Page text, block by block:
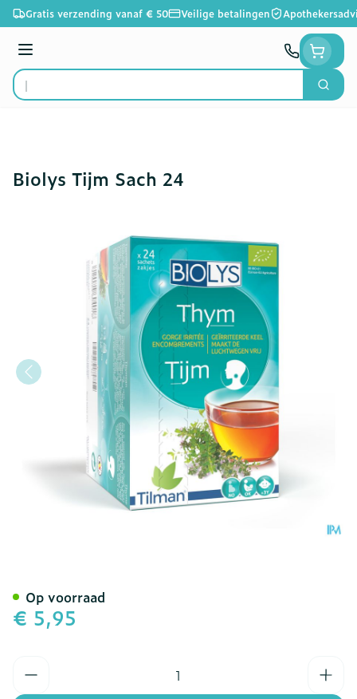
Ga naar de inhoud
Gratis verzending vanaf € 50 Veilige betalingen
Menu
Product, merk, categorie...
Zoek
Biolys Tijm Sach 24
€ 5,95
Op voorraad